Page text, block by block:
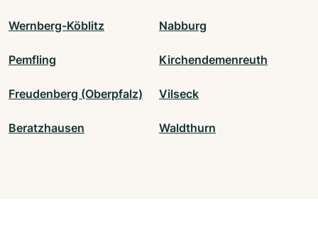
Wernberg-Köblitz Nabburg
Pemfling Kirchendemenreuth
Freudenberg (Oberpfalz) Vilseck
Beratzhausen Waldthurn